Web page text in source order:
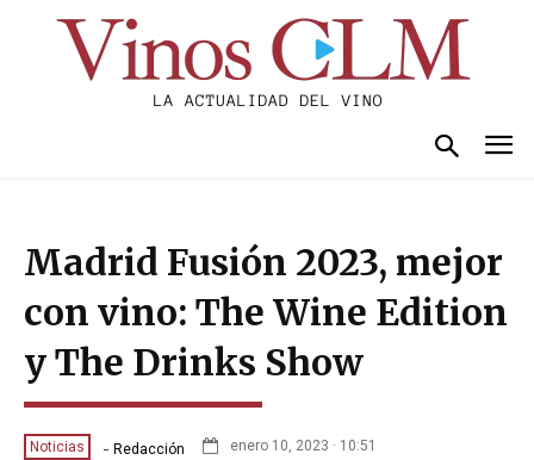
Madrid Fusión 2023, mejor
con vino: The Wine Edition
y The Drinks Show
Noticias - Redacción enero 10, 2023 · 10:51